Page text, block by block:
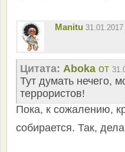
Manitu
Цитата: Aboka от
Тут думать нечего,
террористов!
Пока, к сожалению,
собирается. Так,